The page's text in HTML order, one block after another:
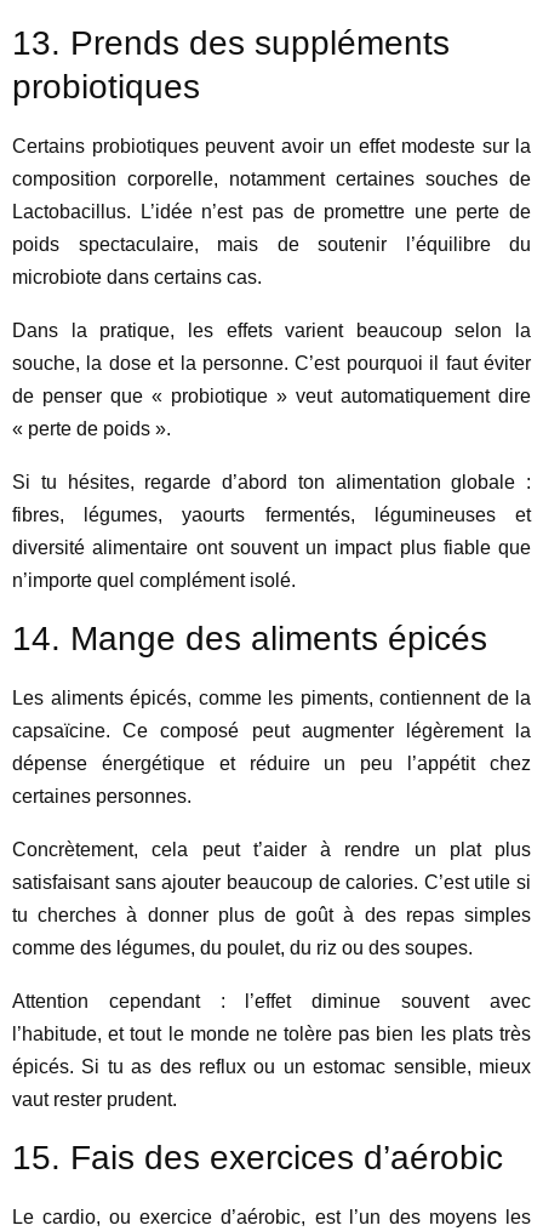
13. Prends des suppléments
probiotiques
Certains probiotiques peuvent avoir un effet modeste sur la
composition corporelle, notamment certaines souches de
Lactobacillus. L’idée n’est pas de promettre une perte de
poids spectaculaire, mais de soutenir l’équilibre du
microbiote dans certains cas.
Dans la pratique, les effets varient beaucoup selon la
souche, la dose et la personne. C’est pourquoi il faut éviter
de penser que « probiotique » veut automatiquement dire
« perte de poids ».
Si tu hésites, regarde d’abord ton alimentation globale :
fibres, légumes, yaourts fermentés, légumineuses et
diversité alimentaire ont souvent un impact plus fiable que
n’importe quel complément isolé.
14. Mange des aliments épicés
Les aliments épicés, comme les piments, contiennent de la
capsaïcine. Ce composé peut augmenter légèrement la
dépense énergétique et réduire un peu l’appétit chez
certaines personnes.
Concrètement, cela peut t’aider à rendre un plat plus
satisfaisant sans ajouter beaucoup de calories. C’est utile si
tu cherches à donner plus de goût à des repas simples
comme des légumes, du poulet, du riz ou des soupes.
Attention cependant : l’effet diminue souvent avec
l’habitude, et tout le monde ne tolère pas bien les plats très
épicés. Si tu as des reflux ou un estomac sensible, mieux
vaut rester prudent.
15. Fais des exercices d’aérobic
Le cardio, ou exercice d’aérobic, est l’un des moyens les